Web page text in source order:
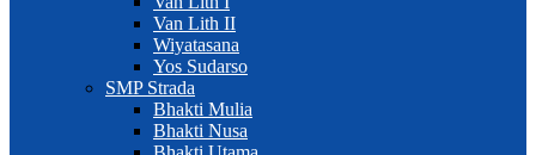
Van Lith II
Wiyatasana
Yos Sudarso
SMP Strada
Bhakti Mulia
Bhakti Nusa